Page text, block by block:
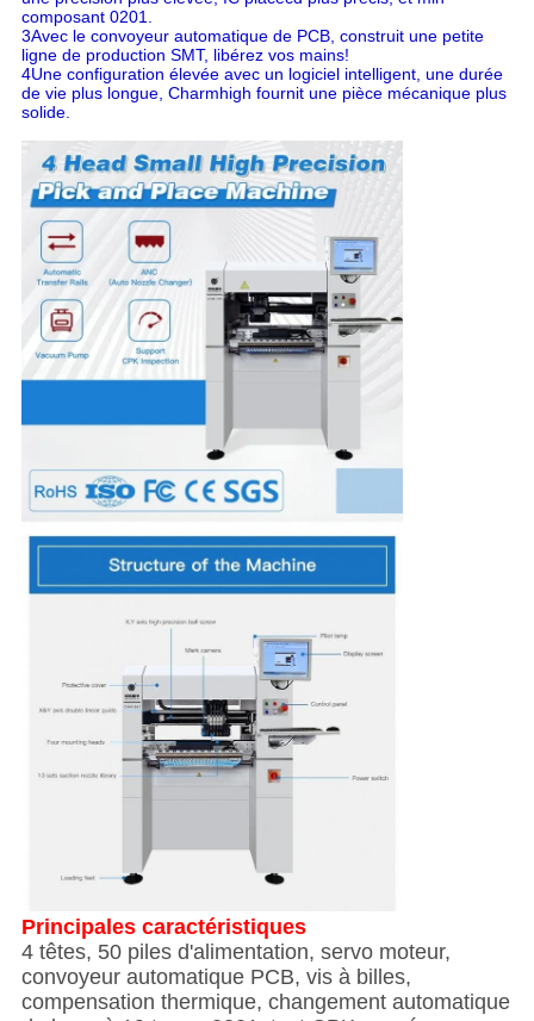
composant 0201.
3Avec le convoyeur automatique de PCB, construit une petite
ligne de production SMT, libérez vos mains!
4Une configuration élevée avec un logiciel intelligent, une durée
de vie plus longue, Charmhigh fournit une pièce mécanique plus
solide.
Principales caractéristiques
4 têtes, 50 piles d'alimentation, servo moteur,
convoyeur automatique PCB, vis à billes,
compensation thermique, changement automatique